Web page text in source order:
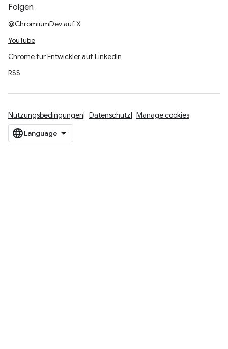
Folgen
@ChromiumDev auf X
YouTube
Chrome für Entwickler auf LinkedIn
RSS
Nutzungsbedingungen Datenschutz Manage cookies